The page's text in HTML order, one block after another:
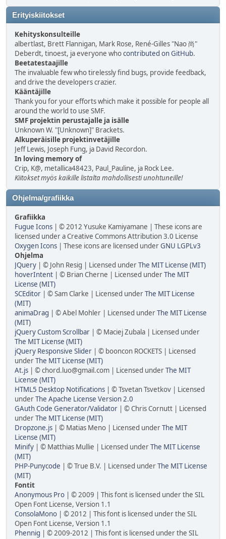
Erityiskiitokset
Kehityskonsulteille
albertlast, Brett Flannigan, Mark Rose, René-Gilles "Nao 尚"
Deberdt, tinoest, ja everyone whocontributed on GitHub.
Beetatestaajille
The invaluable few who tirelessly find bugs, provide feedback,
and drive the developers crazier.
Kääntäjille
Thank you for your efforts which make it possible for people all
around the world to use SMF.
SMF projektin perustajalle ja isälle
Unknown W. "[Unknown]" Brackets.
Alkuperäisille projektinvetäjille
Jeff Lewis, Joseph Fung, ja David Recordon.
In loving memory of
Crip, K@, metallica48423, Paul_Pauline, ja Rock Lee.
Kiitokset myös kaikille listalta mahdollisesti unohtuneille!
Ohjelma/grafiikka
Grafiikka
Fugue Icons | © 2012 Yusuke Kamiyamane | These icons are
licensed under a Creative Commons Attribution 3.0 License
Oxygen Icons | These icons are licensed underGNU LGPLv3
Ohjelma
JQuery | © John Resig | Licensed underThe MIT License (MIT)
hoverIntent | © Brian Cherne | Licensed underThe MIT
License (MIT)
SCEditor | © Sam Clarke | Licensed underThe MIT License
(MIT)
animaDrag | © Abel Mohler | Licensed underThe MIT License
(MIT)
jQuery Custom Scrollbar | © Maciej Zubala | Licensed under
The MIT License (MIT)
jQuery Responsive Slider | © booncon ROCKETS | Licensed
underThe MIT License (MIT)
At.js | © chord.luo@gmail.com | Licensed underThe MIT
License (MIT)
HTML5 Desktop Notifications | © Tsvetan Tsvetkov | Licensed
underThe Apache License Version 2.0
GAuth Code Generator/Validator | © Chris Cornutt | Licensed
underThe MIT License (MIT)
Dropzone.js | © Matias Meno | Licensed underThe MIT
License (MIT)
Minify | © Matthias Mullie | Licensed underThe MIT License
(MIT)
PHP-Punycode | © True B.V. | Licensed underThe MIT License
(MIT)
Fontit
Anonymous Pro | © 2009 | This font is licensed under the SIL
Open Font License, Version 1.1
ConsolaMono | © 2012 | This font is licensed under the SIL
Open Font License, Version 1.1
Phennig | © 2009-2012 | This font is licensed under the SIL